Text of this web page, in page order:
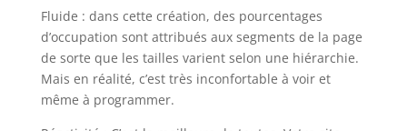
Fluide : dans cette création, des pourcentages
d’occupation sont attribués aux segments de la page
de sorte que les tailles varient selon une hiérarchie.
Mais en réalité, c’est très inconfortable à voir et
même à programmer.